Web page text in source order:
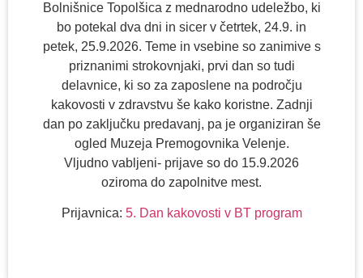
Bolnišnice Topolšica z mednarodno udeležbo, ki
bo potekal dva dni in sicer v četrtek, 24.9. in
petek, 25.9.2026. Teme in vsebine so zanimive s
priznanimi strokovnjaki, prvi dan so tudi
delavnice, ki so za zaposlene na področju
kakovosti v zdravstvu še kako koristne. Zadnji
dan po zaključku predavanj, pa je organiziran še
ogled Muzeja Premogovnika Velenje.
Vljudno vabljeni- prijave so do 15.9.2026
oziroma do zapolnitve mest.
Prijavnica: 5. Dan kakovosti v BT program